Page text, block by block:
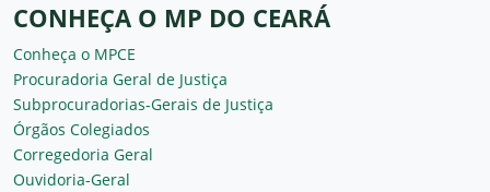
CONHEÇA O MP DO CEARÁ
Conheça o MPCE
Procuradoria Geral de Justiça
Subprocuradorias-Gerais de Justiça
Órgãos Colegiados
Corregedoria Geral
Ouvidoria-Geral